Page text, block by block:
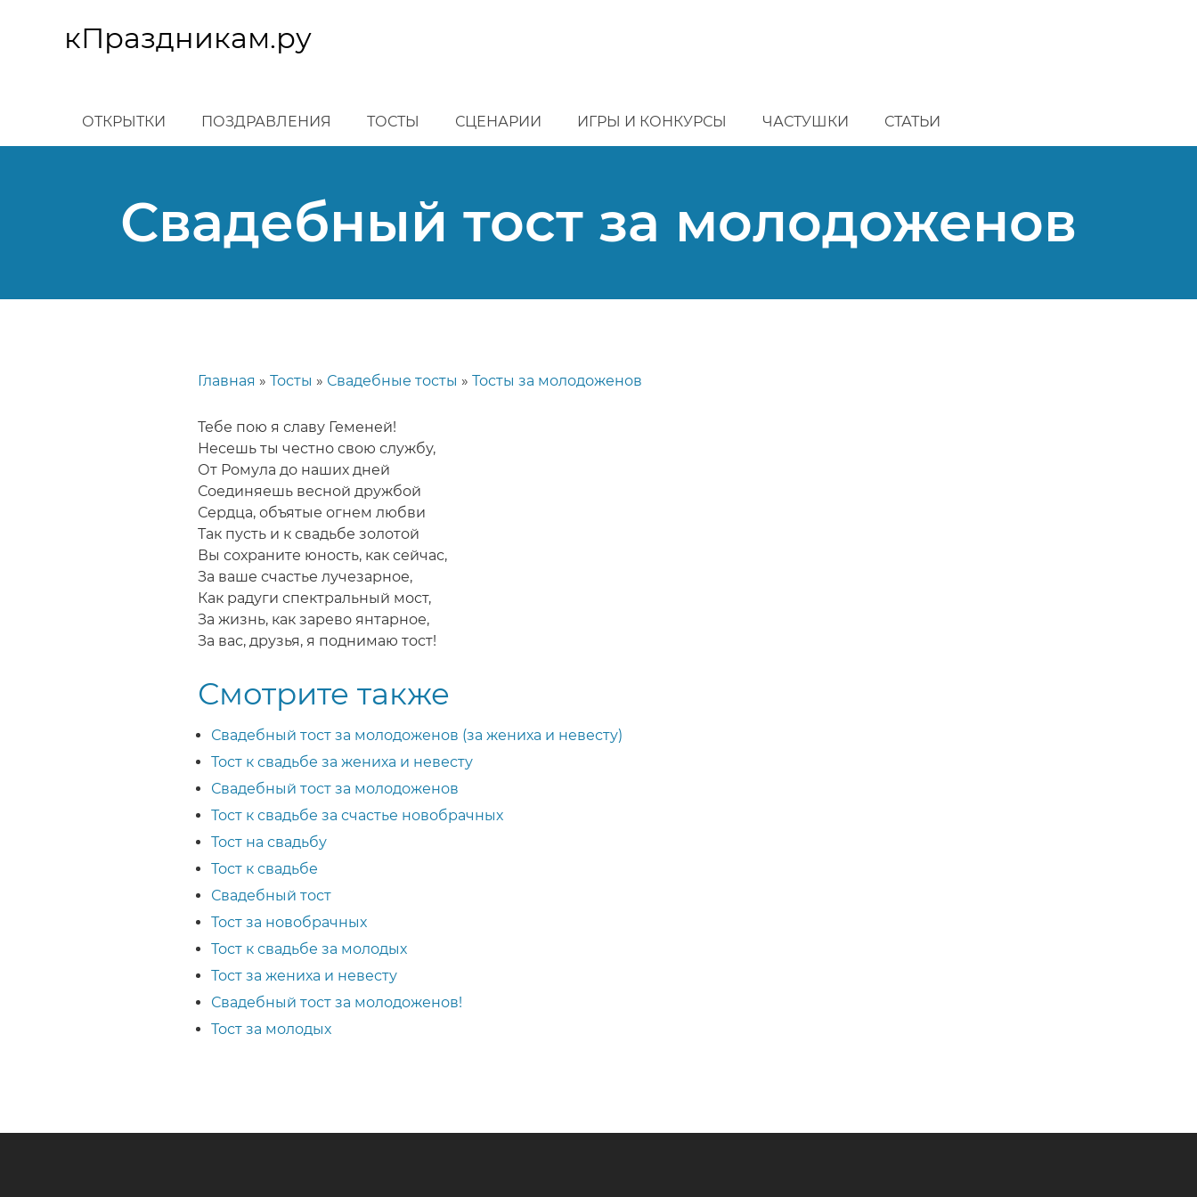
основномукПраздникам.ру
ОТКРЫТКИ ПОЗДРАВЛЕНИЯ ТОСТЫ СЦЕНАРИИ ИГРЫ И КОНКУРСЫ ЧАСТУШКИ СТАТЬИ
Свадебный тост за молодоженов
навигации
Главная Тосты Свадебные тосты Тосты за молодоженов
Тебе пою я славу Геменей!
Несешь ты честно свою службу,
От Ромула до наших дней
Соединяешь весной дружбой
Сердца, объятые огнем любви
Так пусть и к свадьбе золотой
Вы сохраните юность, как сейчас,
За ваше счастье лучезарное,
Как радуги спектральный мост,
За жизнь, как зарево янтарное,
За вас, друзья, я поднимаю тост!
Смотрите также
Свадебный тост за молодоженов (за жениха и невесту)
Тост к свадьбе за жениха и невесту
Свадебный тост за молодоженов
Тост к свадьбе за счастье новобрачных
Тост на свадьбу
Тост к свадьбе
Свадебный тост
Тост за новобрачных
Тост к свадьбе за молодых
Тост за жениха и невесту
Свадебный тост за молодоженов!
Тост за молодых